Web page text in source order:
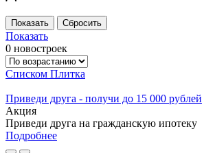
Показать
0 новостроек
Списком Плитка
Приведи друга - получи до 15 000 рублей
Акция
Приведи друга на гражданскую ипотеку
Подробнее